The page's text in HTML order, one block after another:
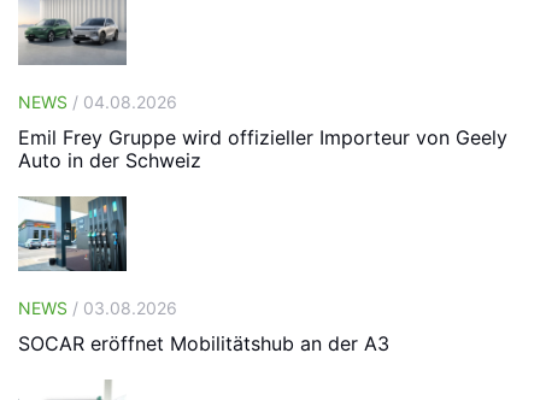
NEWS / 04.08.2026
Emil Frey Gruppe wird offizieller Importeur von Geely
Auto in der Schweiz
NEWS / 03.08.2026
SOCAR eröffnet Mobilitätshub an der A3